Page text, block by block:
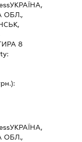
УКРАЇНА,
ОБЛ.,
8
УКРАЇНА,
ОБЛ.,